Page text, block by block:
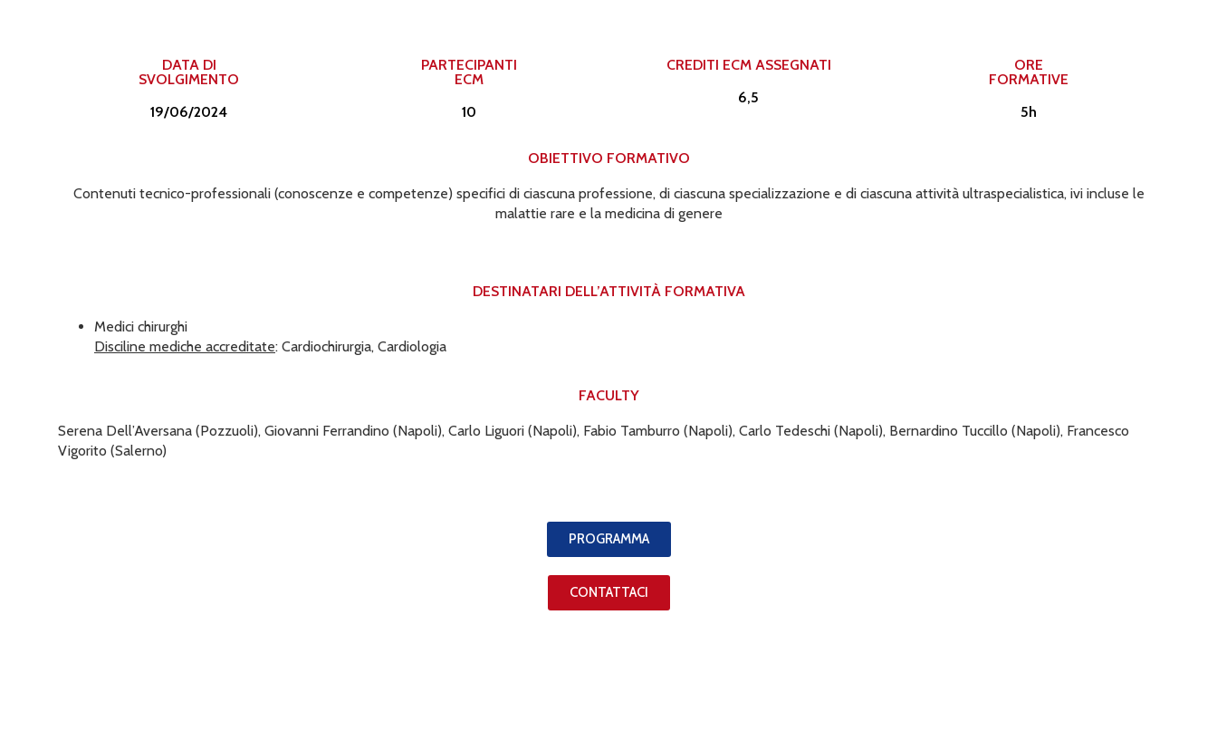
DATA DI
SVOLGIMENTO
19/06/2024
PARTECIPANTI
ECM
10
CREDITI ECM ASSEGNATI​
6,5
ORE
FORMATIVE
5h
OBIETTIVO FORMATIVO
Contenuti tecnico-professionali (conoscenze e competenze) specifici di ciascuna professione, di ciascuna specializzazione e di ciascuna attività ultraspecialistica, ivi incluse le
malattie rare e la medicina di genere
DESTINATARI DELL’ATTIVITÀ FORMATIVA​
Medici chirurghi
Disciline mediche accreditate: Cardiochirurgia, Cardiologia
FACULTY
Serena Dell’Aversana (Pozzuoli), Giovanni Ferrandino (Napoli), Carlo Liguori (Napoli), Fabio Tamburro (Napoli), Carlo Tedeschi (Napoli), Bernardino Tuccillo (Napoli), Francesco
Vigorito (Salerno)
PROGRAMMA
CONTATTACI